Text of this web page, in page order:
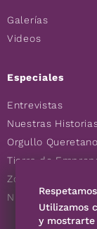
Galerías
Videos
Especiales
Entrevistas
Nuestras
Orgullo Queretano
Tierra de
Zoociales
Nuevos
Utilizamos
y